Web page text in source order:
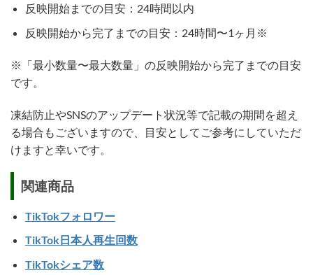
反映開始までの目安：24時間以内
反映開始から完了までの目安：24時間〜1ヶ月※
※「最小数量〜最大数量」の反映開始から完了までの目安
です。
凍結防止やSNSのアップデート状況等で記載の期間を超え
る場合もございますので、目安としてご参考にしていただ
けますと幸いです。
関連商品
TikTokフォロワー
TikTok日本人再生回数
TikTokシェア数